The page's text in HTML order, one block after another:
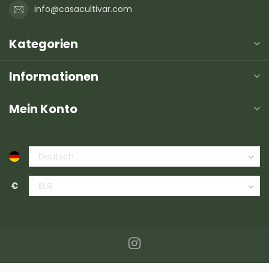
info@casacultivar.com
Kategorien
Informationen
Mein Konto
€